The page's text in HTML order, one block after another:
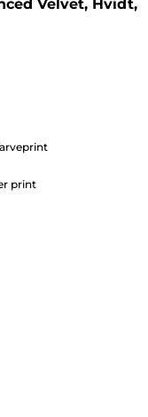
Velvet, Hvidt,
print